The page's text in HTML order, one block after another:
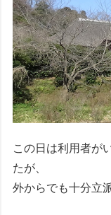
この日は利用者が
たが、
外からでも十分立